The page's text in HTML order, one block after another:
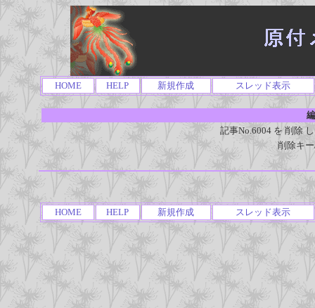
HOME HELP 新規作成 スレッド表示
記事No.6004 を 削除
削除キ
HOME HELP 新規作成 スレッド表示